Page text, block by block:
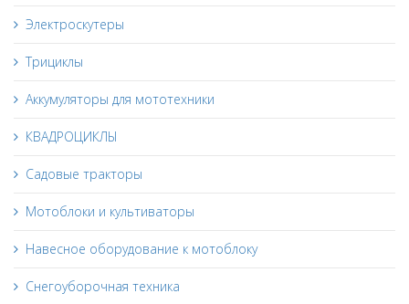
Электроскутеры
Трициклы
Аккумуляторы для мототехники
КВАДРОЦИКЛЫ
Садовые тракторы
Мотоблоки и культиваторы
Навесное оборудование к мотоблоку
Снегоуборочная техника